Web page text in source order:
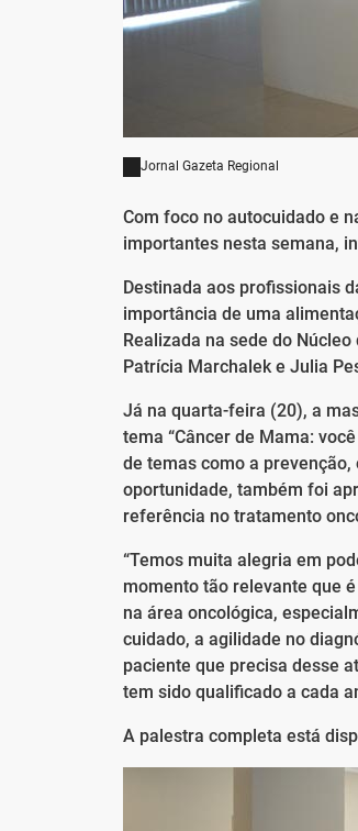
Jornal Gazeta Regional
Com foco no autocuidado e
importantes nesta semana,
Destinada aos profissionais
importância de uma
Realizada na sede do
Patrícia Marchalek e Julia
Já na quarta-feira (20), a
tema “Câncer de Mama:
de temas como a
oportunidade, também foi
referência no tratamento
“Temos muita alegria em
momento tão relevante que
na área oncológica,
cuidado, a agilidade no
paciente que precisa desse
tem sido qualificado a cada
A palestra completa está